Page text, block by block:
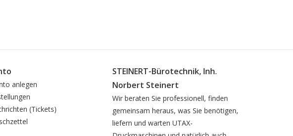
anlegen
(Tickets)
STEINERT-Bürotechnik, Inh.
Norbert Steinert
Wir beraten Sie professionell, finden
gemeinsam heraus, was Sie benötigen,
liefern und warten UTAX-